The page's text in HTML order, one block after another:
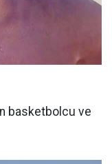
basketbolcu ve